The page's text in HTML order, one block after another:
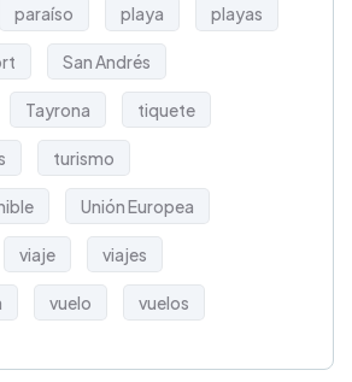
paraíso playa playas
San Andrés
Tayrona tiquete
turismo
Unión Europea
viaje viajes
vuelo vuelos